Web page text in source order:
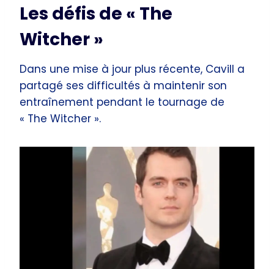
Les défis de « The
Witcher »
Dans une mise à jour plus récente, Cavill a
partagé ses difficultés à maintenir son
entraînement pendant le tournage de
« The Witcher ».